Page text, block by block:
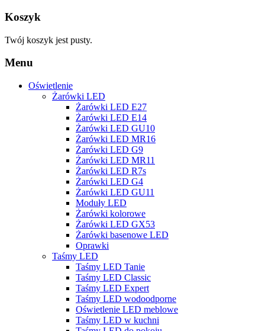
Koszyk
Twój koszyk jest pusty.
Menu
Oświetlenie
Żarówki LED
Żarówki LED E27
Żarówki LED E14
Żarówki LED GU10
Żarówki LED MR16
Żarówki LED G9
Żarówki LED MR11
Żarówki LED R7s
Żarówki LED G4
Żarówki LED GU11
Moduły LED
Żarówki kolorowe
Żarówki LED GX53
Żarówki basenowe LED
Oprawki
Taśmy LED
Taśmy LED Tanie
Taśmy LED Classic
Taśmy LED Expert
Taśmy LED wodoodporne
Oświetlenie LED meblowe
Taśmy LED w kuchni